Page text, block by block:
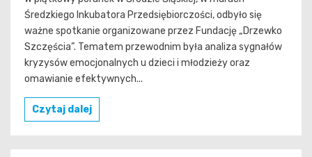
Średzkiego Inkubatora Przedsiębiorczości, odbyło się
ważne spotkanie organizowane przez Fundację „Drzewko
Szczęścia”. Tematem przewodnim była analiza sygnałów
kryzysów emocjonalnych u dzieci i młodzieży oraz
omawianie efektywnych...
Czytaj dalej